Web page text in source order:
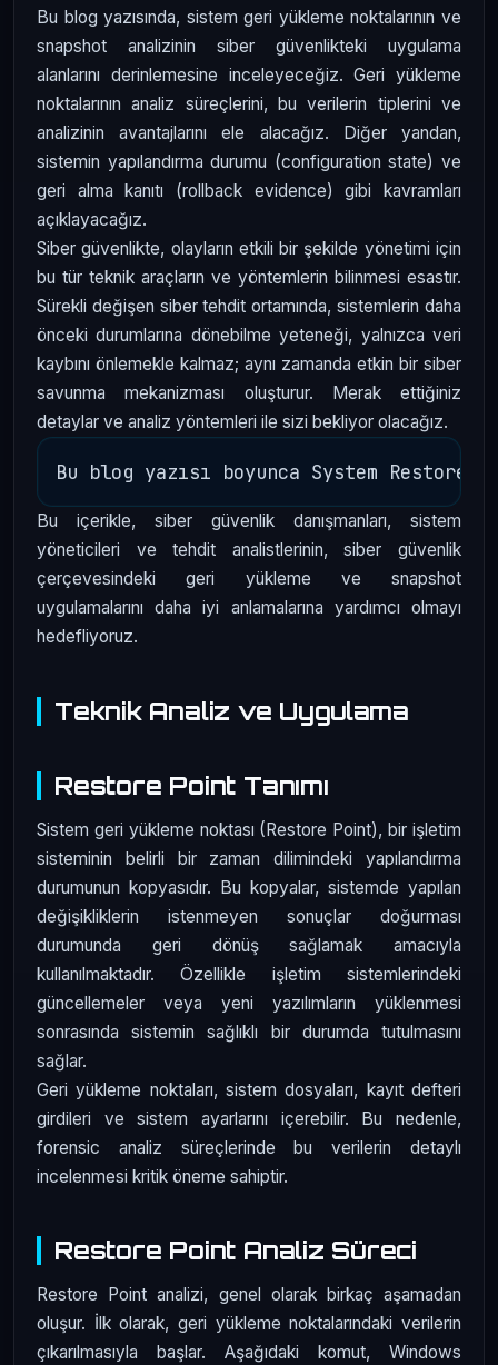
Bu blog yazısında, sistem geri yükleme noktalarının ve
snapshot analizinin siber güvenlikteki uygulama
alanlarını derinlemesine inceleyeceğiz. Geri yükleme
noktalarının analiz süreçlerini, bu verilerin tiplerini ve
analizinin avantajlarını ele alacağız. Diğer yandan,
sistemin yapılandırma durumu (configuration state) ve
geri alma kanıtı (rollback evidence) gibi kavramları
açıklayacağız.
Siber güvenlikte, olayların etkili bir şekilde yönetimi için
bu tür teknik araçların ve yöntemlerin bilinmesi esastır.
Sürekli değişen siber tehdit ortamında, sistemlerin daha
önceki durumlarına dönebilme yeteneği, yalnızca veri
kaybını önlemekle kalmaz; aynı zamanda etkin bir siber
savunma mekanizması oluşturur. Merak ettiğiniz
detaylar ve analiz yöntemleri ile sizi bekliyor olacağız.
Bu içerikle, siber güvenlik danışmanları, sistem
yöneticileri ve tehdit analistlerinin, siber güvenlik
çerçevesindeki geri yükleme ve snapshot
uygulamalarını daha iyi anlamalarına yardımcı olmayı
hedefliyoruz.
Teknik Analiz ve Uygulama
Restore Point Tanımı
Sistem geri yükleme noktası (Restore Point), bir işletim
sisteminin belirli bir zaman dilimindeki yapılandırma
durumunun kopyasıdır. Bu kopyalar, sistemde yapılan
değişikliklerin istenmeyen sonuçlar doğurması
durumunda geri dönüş sağlamak amacıyla
kullanılmaktadır. Özellikle işletim sistemlerindeki
güncellemeler veya yeni yazılımların yüklenmesi
sonrasında sistemin sağlıklı bir durumda tutulmasını
sağlar.
Geri yükleme noktaları, sistem dosyaları, kayıt defteri
girdileri ve sistem ayarlarını içerebilir. Bu nedenle,
forensic analiz süreçlerinde bu verilerin detaylı
incelenmesi kritik öneme sahiptir.
Restore Point Analiz Süreci
Restore Point analizi, genel olarak birkaç aşamadan
oluşur. İlk olarak, geri yükleme noktalarındaki verilerin
çıkarılmasıyla başlar. Aşağıdaki komut, Windows